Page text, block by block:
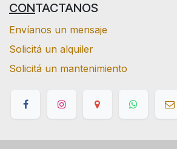
CONTACTANOS
Envíanos un mensaje
Solicitá un alquiler
Solicitá un mantenimiento